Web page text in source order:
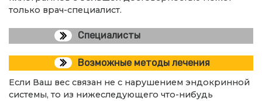
только врач-специалист.
Специалисты
Возможные методы лечения
Если Ваш вес связан не с нарушением эндокринной
системы, то из нижеследующего что-нибудь